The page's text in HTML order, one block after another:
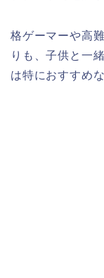
格ゲーマーや高
りも、子供と一
は特におすすめ